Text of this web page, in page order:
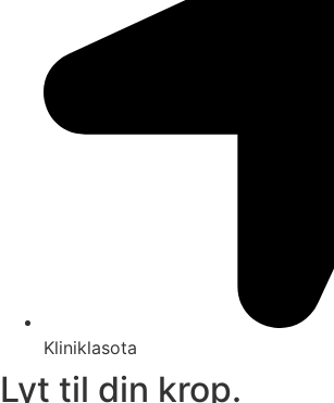
Kliniklasota
Lyt til din krop.